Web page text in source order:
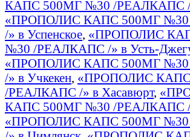
КАПС 500МГ №30 /РЕАЛКАПС /
«ПРОПОЛИС КАПС 500МГ
/» в Успенское, «ПРОПОЛИС
№30 /РЕАЛКАПС /» в Усть-
«ПРОПОЛИС КАПС 500МГ
/» в Учкекен, «ПРОПОЛИС
/РЕАЛКАПС /» в Хасавюрт,
КАПС 500МГ №30 /РЕАЛКАПС /
«ПРОПОЛИС КАПС 500МГ